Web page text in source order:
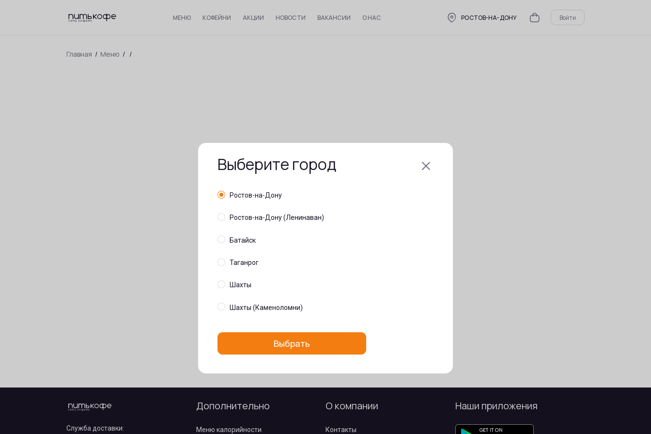
МЕНЮ КОФЕЙНИ АКЦИИ НОВОСТИ ВАКАНСИИ О НАС РОСТОВ-НА-ДОНУ Войти
Главная / Меню / /
Служба доставки:
Дополнительно
Меню калорийности
О компании
Контакты
Наши приложения
Выберите город
Ростов-на-Дону
Ростов-на-Дону (Ленинаван)
Батайск
Таганрог
Шахты
Шахты (Каменоломни)
Выбрать